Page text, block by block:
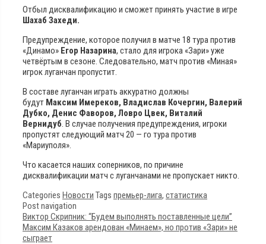
Отбыл дисквалификацию и сможет принять участие в игре
Шахаб Захеди.
Предупреждение, которое получил в матче 18 тура против
«Динамо» Егор Назарина, стало для игрока «Зари» уже
четвёртым в сезоне. Следовательно, матч против «Миная»
игрок луганчан пропустит.
В составе луганчан играть аккуратно должны
будут Максим Имереков, Владислав Кочергин, Валерий
Дубко, Денис Фаворов, Ловро Цвек, Виталий
Вернидуб. В случае получения предупреждения, игроки
пропустят следующий матч 20 — го тура против
«Мариуполя».
Что касается наших соперников, по причине
дисквалификации матч с луганчанами не пропускает никто.
Categories Новости Tags премьер-лига, статистика
Post navigation
Виктор Скрипник: “Будем выполнять поставленные цели”
Максим Казаков арендован «Минаем», но против «Зари» не
сыграет